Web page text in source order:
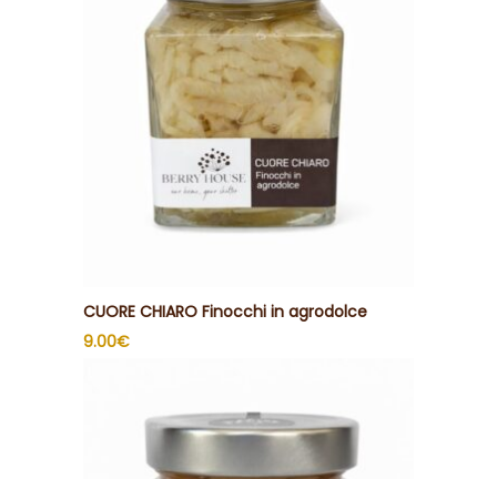
CUORE CHIARO Finocchi in agrodolce
9.00€